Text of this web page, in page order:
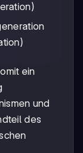
ein
und
des